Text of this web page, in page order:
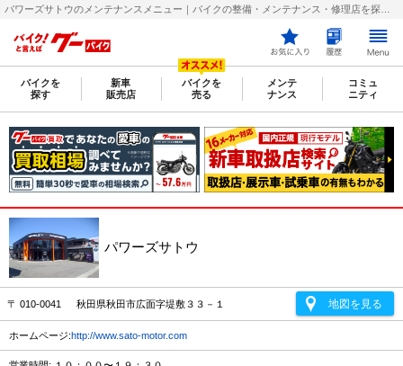
バイクを
探す
新車
販売店
バイクを
売る
メンテ
ナンス
コミュ
ニティ
パワーズサトウ
〒 010-0041 秋田県秋田市広面字堤敷３３－１ 地図を見る
ホームページ:http://www.sato-motor.com